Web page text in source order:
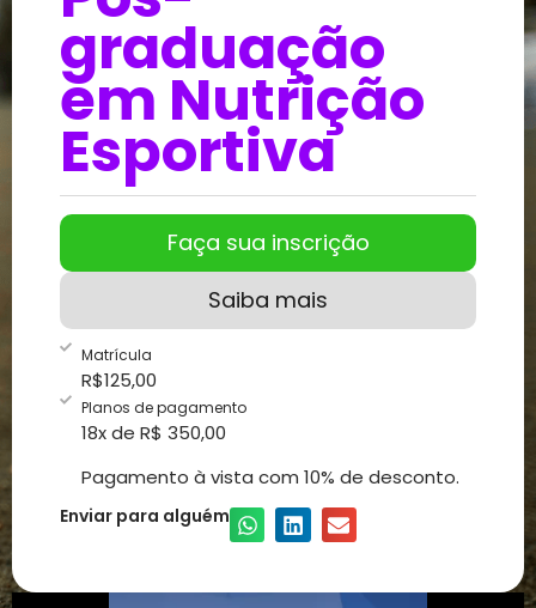
graduação
em Nutrição
Esportiva
Faça sua inscrição
Saiba mais
Matrícula
R$125,00
Planos de pagamento
18x de R$ 350,00
Pagamento à vista com 10% de desconto.
Enviar para alguém